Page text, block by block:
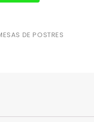
DE POSTRES